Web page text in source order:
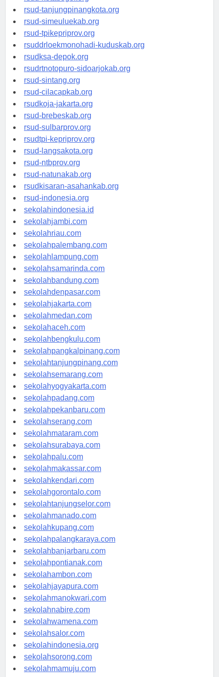
rsud-kotabogor.org
rsud-tanjungpinangkota.org
rsud-simeuluekab.org
rsud-tpikepriprov.org
rsuddrloekmonohadi-kuduskab.org
rsudksa-depok.org
rsudrtnotopuro-sidoarjokab.org
rsud-sintang.org
rsud-cilacapkab.org
rsudkoja-jakarta.org
rsud-brebeskab.org
rsud-sulbarprov.org
rsudtpi-kepriprov.org
rsud-langsakota.org
rsud-ntbprov.org
rsud-natunakab.org
rsudkisaran-asahankab.org
rsud-indonesia.org
sekolahindonesia.id
sekolahjambi.com
sekolahriau.com
sekolahpalembang.com
sekolahlampung.com
sekolahsamarinda.com
sekolahbandung.com
sekolahdenpasar.com
sekolahjakarta.com
sekolahmedan.com
sekolahaceh.com
sekolahbengkulu.com
sekolahpangkalpinang.com
sekolahtanjungpinang.com
sekolahsemarang.com
sekolahyogyakarta.com
sekolahpadang.com
sekolahpekanbaru.com
sekolahserang.com
sekolahmataram.com
sekolahsurabaya.com
sekolahpalu.com
sekolahmakassar.com
sekolahkendari.com
sekolahgorontalo.com
sekolahtanjungselor.com
sekolahmanado.com
sekolahkupang.com
sekolahpalangkaraya.com
sekolahbanjarbaru.com
sekolahpontianak.com
sekolahambon.com
sekolahjayapura.com
sekolahmanokwari.com
sekolahnabire.com
sekolahwamena.com
sekolahsalor.com
sekolahindonesia.org
sekolahsorong.com